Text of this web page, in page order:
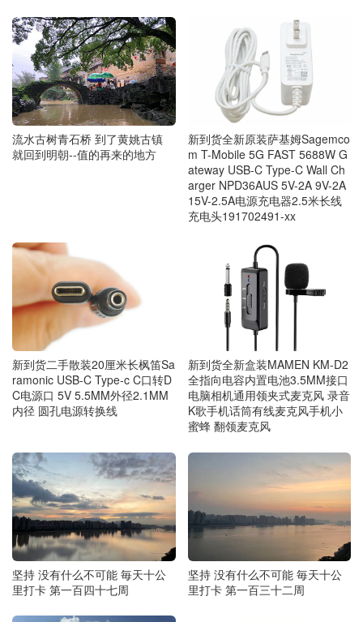
流水古树青石桥 到了黄姚古镇
就回到明朝--值的再来的地方
新到货全新原装萨基姆Sagemco
m T-Mobile 5G FAST 5688W G
ateway USB-C Type-C Wall Ch
arger NPD36AUS 5V-2A 9V-2A
15V-2.5A电源充电器2.5米长线
充电头191702491-xx
新到货二手散装20厘米长枫笛Sa
ramonic USB-C Type-c C口转D
C电源口 5V 5.5MM外径2.1MM
内径 圆孔电源转换线
新到货全新盒装MAMEN KM-D2
全指向电容内置电池3.5MM接口
电脑相机通用领夹式麦克风 录音
K歌手机话筒有线麦克风手机小
蜜蜂 翻领麦克风
坚持 没有什么不可能 毎天十公
里打卡 第一百四十七周
坚持 没有什么不可能 毎天十公
里打卡 第一百三十二周